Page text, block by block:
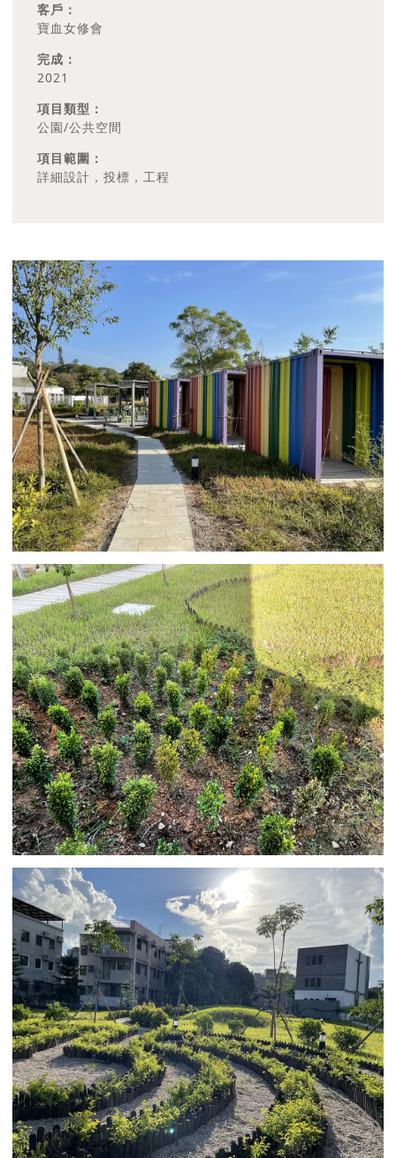
客戶：
寶血女修會
完成：
2021
項目類型：
公園/公共空間
項目範圍：
詳細設計，投標，工程